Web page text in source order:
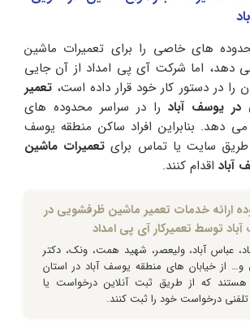
های خاصی را برای تعمیرات ماشین
دهد، اما شرکت آی پی امداد از آن جایی
را در دستور کار خود قرار داده است، تعمیر
یوسف آباد را در سراسر محدوده های
دهد. بنابراین افراد ساکن منطقه یوسف
طریق سایت یا تماس برای تعمیرات ماشین
آباد اقدام کنند.
ارائه خدمات تعمیر ماشین ظرفشویی در
توسط تعمیرکار آی پی امداد
عباس آباد، ولیعصر، شهید همت، ونک، دکتر
و… از خیابان های منطقه یوسف آباد در استان
هستند که از طریق ثبت آنلاین درخواست یا
درخواست خود را ثبت کنند.